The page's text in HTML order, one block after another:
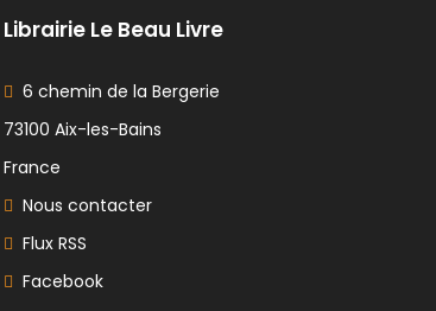
Librairie Le Beau Livre
6 chemin de la Bergerie
73100 Aix-les-Bains
France
Nous contacter
Flux RSS
Facebook